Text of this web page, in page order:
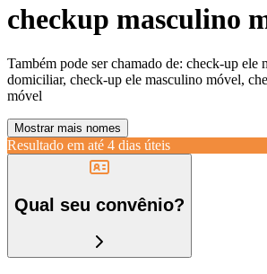
checkup masculino
Também pode ser chamado de: check-up ele
domiciliar, check-up ele masculino móvel,
móvel
Mostrar mais nomes
Resultado em até 4 dias úteis
Qual seu convênio?